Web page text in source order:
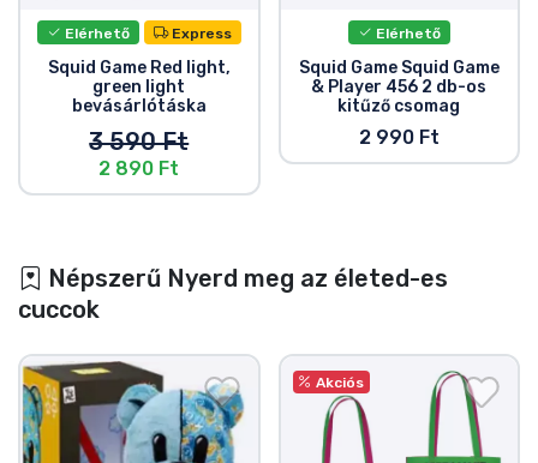
Elérhető Express
Squid Game Red light,
green light
bevásárlótáska
3 590 Ft
2 890 Ft
Elérhető
Squid Game Squid Game
& Player 456 2 db-os
kitűző csomag
2 990 Ft
Népszerű Nyerd meg az életed-es
cuccok
Akciós